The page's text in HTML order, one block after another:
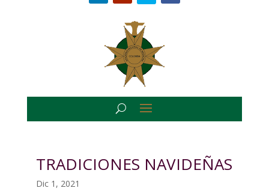
TRADICIONES NAVIDEÑAS
Dic 1, 2021